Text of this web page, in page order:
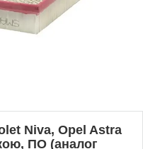
Niva, Opel Astra
ПО (аналог